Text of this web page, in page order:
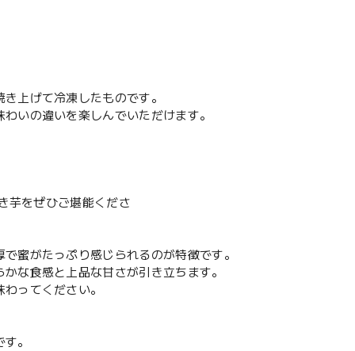
上げて冷凍したものです。
いの違いを楽しんでいただけます。
芋をぜひご堪能くださ
蜜がたっぷり感じられるのが特徴です。
な食感と上品な甘さが引き立ちます。
ってください。
。